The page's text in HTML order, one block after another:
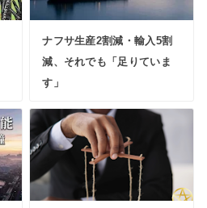
ナフサ生産2割減・輸入5割
減、それでも「足りていま
す」